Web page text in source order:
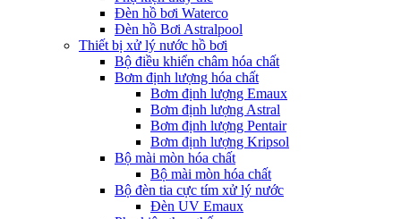
Đèn hồ bơi Waterco
Đèn hồ Bơi Astralpool
Thiết bị xử lý nước hồ bơi
Bộ điều khiển châm hóa chất
Bơm định lượng hóa chất
Bơm định lượng Emaux
Bơm định lượng Astral
Bơm định lượng Pentair
Bơm định lượng Kripsol
Bộ mài mòn hóa chất
Bộ mài mòn hóa chất
Bộ đèn tia cực tím xử lý nước
Đèn UV Emaux